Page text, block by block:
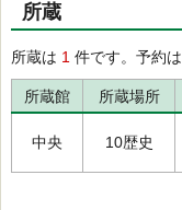
所蔵
所蔵は 1 件です。予約は
所蔵館 所蔵場所
中央 10歴史